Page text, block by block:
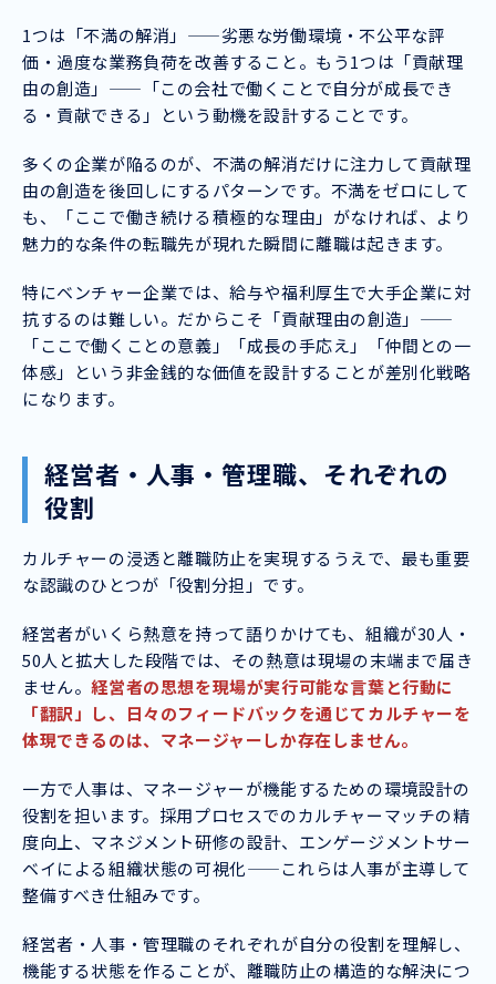
1つは「不満の解消」——劣悪な労働環境・不公平な評
価・過度な業務負荷を改善すること。もう1つは「貢献理
由の創造」——「この会社で働くことで自分が成長でき
る・貢献できる」という動機を設計することです。
多くの企業が陥るのが、不満の解消だけに注力して貢献理
由の創造を後回しにするパターンです。不満をゼロにして
も、「ここで働き続ける積極的な理由」がなければ、より
魅力的な条件の転職先が現れた瞬間に離職は起きます。
特にベンチャー企業では、給与や福利厚生で大手企業に対
抗するのは難しい。だからこそ「貢献理由の創造」——
「ここで働くことの意義」「成長の手応え」「仲間との一
体感」という非金銭的な価値を設計することが差別化戦略
になります。
経営者・人事・管理職、それぞれの
役割
カルチャーの浸透と離職防止を実現するうえで、最も重要
な認識のひとつが「役割分担」です。
経営者がいくら熱意を持って語りかけても、組織が30人・
50人と拡大した段階では、その熱意は現場の末端まで届き
ません。経営者の思想を現場が実行可能な言葉と行動に
「翻訳」し、日々のフィードバックを通じてカルチャーを
体現できるのは、マネージャーしか存在しません。
一方で人事は、マネージャーが機能するための環境設計の
役割を担います。採用プロセスでのカルチャーマッチの精
度向上、マネジメント研修の設計、エンゲージメントサー
ベイによる組織状態の可視化——これらは人事が主導して
整備すべき仕組みです。
経営者・人事・管理職のそれぞれが自分の役割を理解し、
機能する状態を作ることが、離職防止の構造的な解決につ